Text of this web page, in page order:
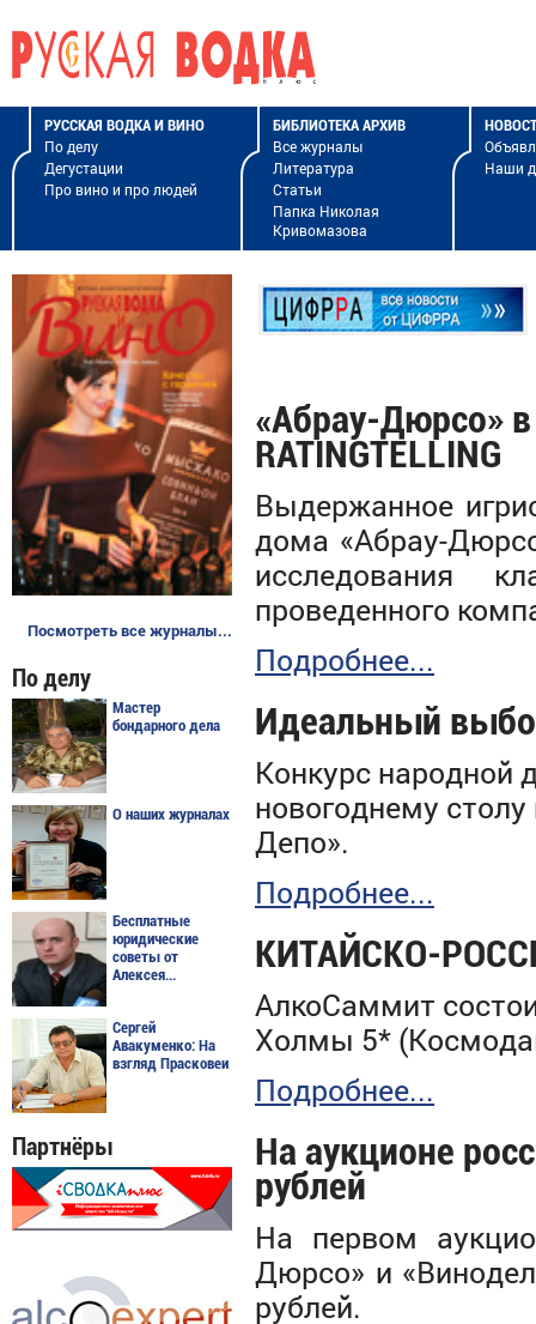
РУССКАЯ ВОДКА И ВИНО
По делу
Дегустации
Про вино и про людей
БИБЛИОТЕКА АРХИВ
Все журналы
Литература
Статьи
Папка Николая
Кривомазова
Наши
Посмотреть все журналы...
По делу
Мастер
бондарного дела
О наших журналах
Бесплатные
юридические
советы от
Алексея...
Сергей
Авакуменко: На
взгляд Прасковеи
Партнёры
«Абрау-Дюрсо»
RATINGTELLING
Выдержанное
дома «Абрау-
исследования
проведенного
Подробнее...
Идеальный
Конкурс народной
новогоднему
Депо».
Подробнее...
КИТАЙСКО-
АлкоСаммит
Холмы 5*
Подробнее...
На аукционе
рублей
На первом
Дюрсо» и
рублей.